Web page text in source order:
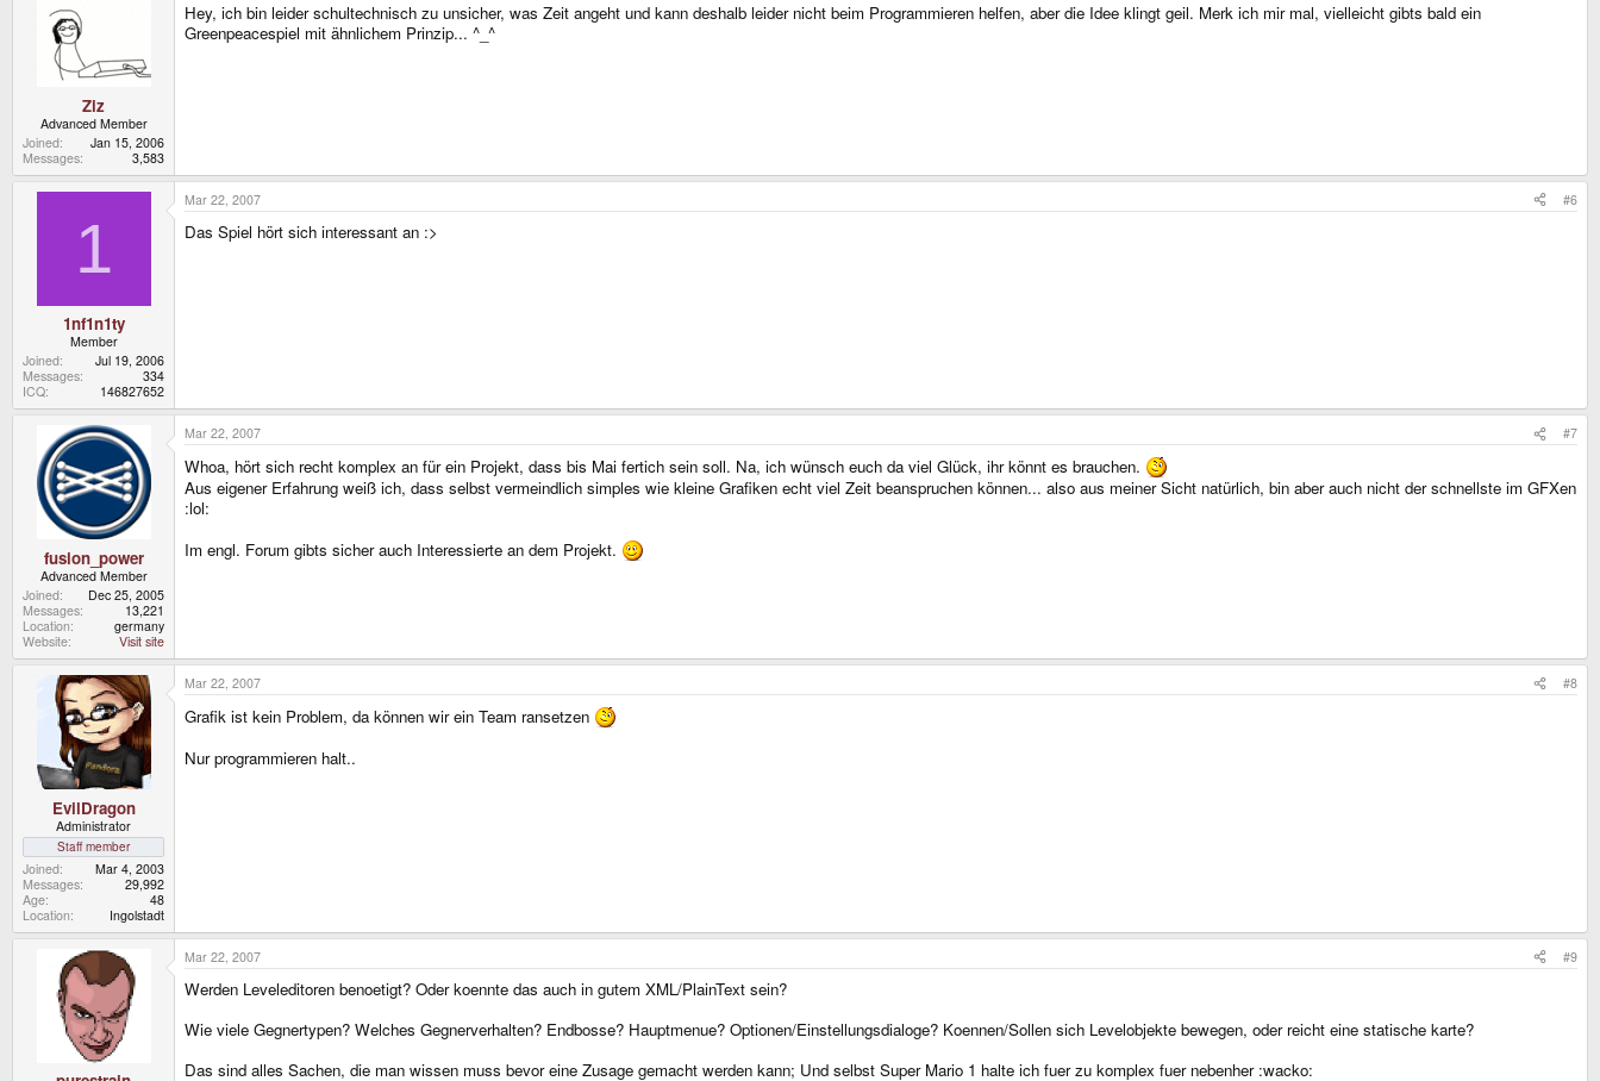
Ziz
Advanced Member
Joined
Jan 15, 2006
Messages
3,583
Hey, ich bin leider schultechnisch zu unsicher, was Zeit angeht und kann deshalb leider nicht beim Programmieren helfen, aber die Idee klingt geil. Merk ich mir mal, vielleicht gibts bald ein
Greenpeacespiel mit ähnlichem Prinzip... ^_^
1
1nf1n1ty
Member
Joined
Jul 19, 2006
Messages
334
ICQ
146827652
Mar 22, 2007 #6
Das Spiel hört sich interessant an :>
fusion_power
Advanced Member
Joined
Dec 25, 2005
Messages
13,221
Location
germany
Website
Visit site
Mar 22, 2007 #7
Whoa, hört sich recht komplex an für ein Projekt, dass bis Mai fertich sein soll. Na, ich wünsch euch da viel Glück, ihr könnt es brauchen.
Aus eigener Erfahrung weiß ich, dass selbst vermeindlich simples wie kleine Grafiken echt viel Zeit beanspruchen können... also aus meiner Sicht natürlich, bin aber auch nicht der schnellste im GFXen
:lol:
Im engl. Forum gibts sicher auch Interessierte an dem Projekt.
EvilDragon
Administrator
Staff member
Joined
Mar 4, 2003
Messages
29,992
Age
48
Location
Ingolstadt
Mar 22, 2007 #8
Grafik ist kein Problem, da können wir ein Team ransetzen
Nur programmieren halt..
Mar 22, 2007 #9
Werden Leveleditoren benoetigt? Oder koennte das auch in gutem XML/PlainText sein?
Wie viele Gegnertypen? Welches Gegnerverhalten? Endbosse? Hauptmenue? Optionen/Einstellungsdialoge? Koennen/Sollen sich Levelobjekte bewegen, oder reicht eine statische karte?
Das sind alles Sachen, die man wissen muss bevor eine Zusage gemacht werden kann; Und selbst Super Mario 1 halte ich fuer zu komplex fuer nebenher :wacko: